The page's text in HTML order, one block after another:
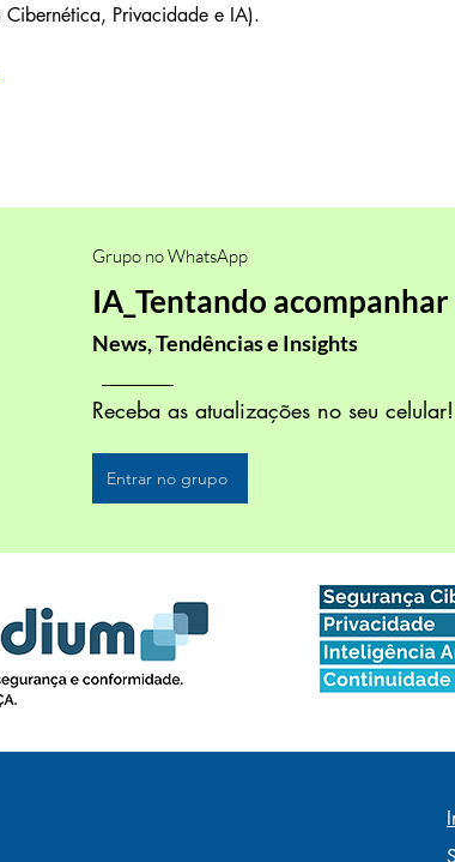
Privacidade e IA).
Grupo no WhatsApp
IA_Tentando acompanhar
News, Tendências e Insights
Receba as atualizações no seu
Entrar no grupo